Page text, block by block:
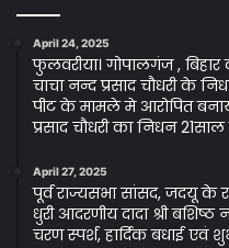
April 24, 2025
फुलवरीया। गोपालगंज , बिहार
चाचा नन्द प्रसाद चौधरी के
पीट के मामले मे आरोपित
प्रसाद चौधरी का निधन
April 27, 2025
पूर्व राज्यसभा सांसद, जदयू के
धुरी आदरणीय दादा श्री
चरण स्पर्श, हार्दिक बधाई एवं